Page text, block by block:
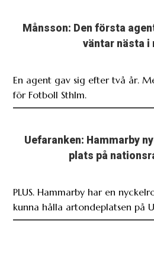
Månsson: Den första
väntar nästa i
En agent gav sig efter två år.
för Fotboll Sthlm.
Uefaranken: Hammarby
plats på
PLUS. Hammarby har en
kunna hålla artondeplatsen på